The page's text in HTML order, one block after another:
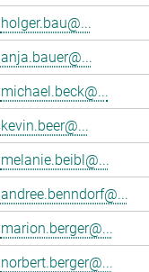
holger.bau@...
anja.bauer@...
michael.beck@...
kevin.beer@...
melanie.beibl@...
andree.benndorf@...
marion.berger@...
norbert.berger@...